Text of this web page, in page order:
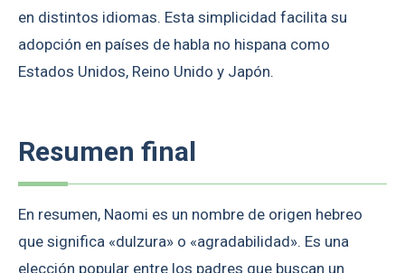
en distintos idiomas. Esta simplicidad facilita su
adopción en países de habla no hispana como
Estados Unidos, Reino Unido y Japón.
Resumen final
En resumen, Naomi es un nombre de origen hebreo
que significa «dulzura» o «agradabilidad». Es una
elección popular entre los padres que buscan un